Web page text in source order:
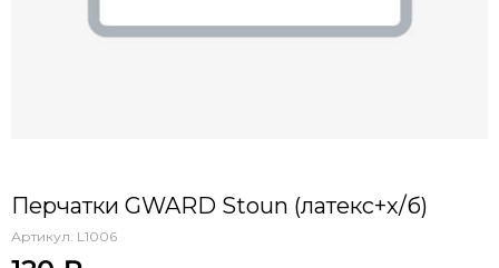
Перчатки GWARD Stoun (латекс+х/б)
Артикул: L1006